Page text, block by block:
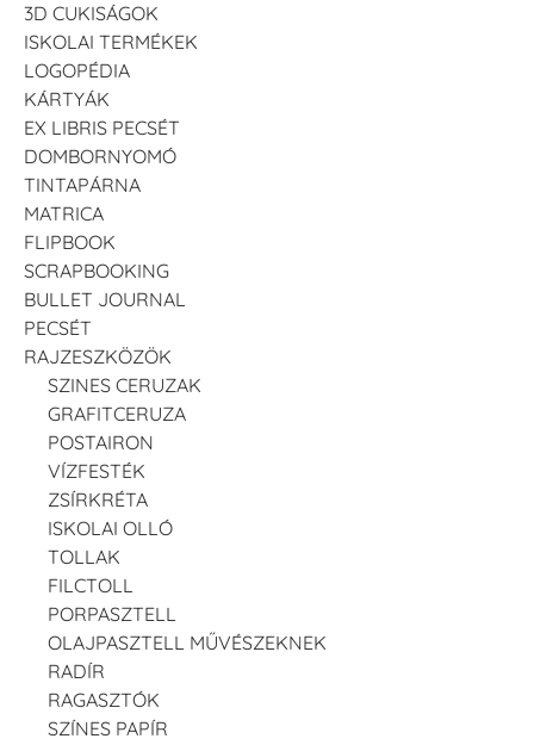
3D CUKISÁGOK
ISKOLAI TERMÉKEK
LOGOPÉDIA
KÁRTYÁK
EX LIBRIS PECSÉT
DOMBORNYOMÓ
TINTAPÁRNA
MATRICA
FLIPBOOK
SCRAPBOOKING
BULLET JOURNAL
PECSÉT
RAJZESZKÖZÖK
SZINES CERUZAK
GRAFITCERUZA
POSTAIRON
VÍZFESTÉK
ZSÍRKRÉTA
ISKOLAI OLLÓ
TOLLAK
FILCTOLL
PORPASZTELL
OLAJPASZTELL MŰVÉSZEKNEK
RADÍR
RAGASZTÓK
SZÍNES PAPÍR